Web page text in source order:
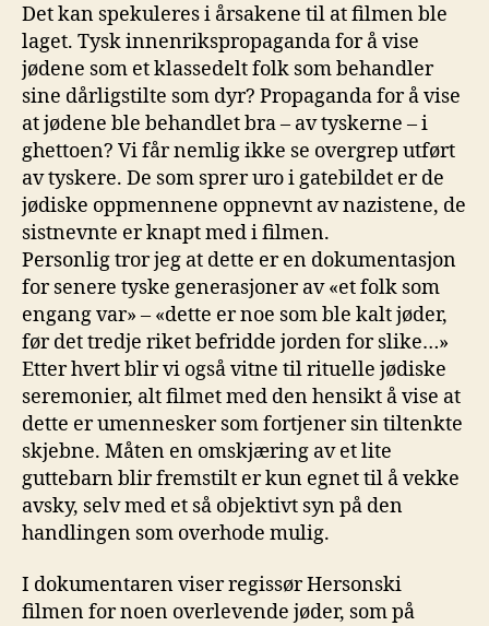
Det kan spekuleres i årsakene til at filmen ble
laget. Tysk innenrikspropaganda for å vise
jødene som et klassedelt folk som behandler
sine dårligstilte som dyr? Propaganda for å vise
at jødene ble behandlet bra – av tyskerne – i
ghettoen? Vi får nemlig ikke se overgrep utført
av tyskere. De som sprer uro i gatebildet er de
jødiske oppmennene oppnevnt av nazistene, de
sistnevnte er knapt med i filmen.
Personlig tror jeg at dette er en dokumentasjon
for senere tyske generasjoner av «et folk som
engang var» – «dette er noe som ble kalt jøder,
før det tredje riket befridde jorden for slike…»
Etter hvert blir vi også vitne til rituelle jødiske
seremonier, alt filmet med den hensikt å vise at
dette er umennesker som fortjener sin tiltenkte
skjebne. Måten en omskjæring av et lite
guttebarn blir fremstilt er kun egnet til å vekke
avsky, selv med et så objektivt syn på den
handlingen som overhode mulig.
I dokumentaren viser regissør Hersonski
filmen for noen overlevende jøder, som på